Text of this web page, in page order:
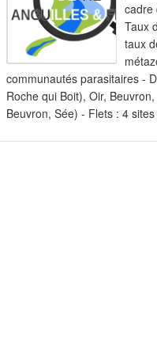
cadre
Taux
taux
communautés parasitaires -
Roche qui Boit), Oir,
Beuvron, Sée) - Flets : 4